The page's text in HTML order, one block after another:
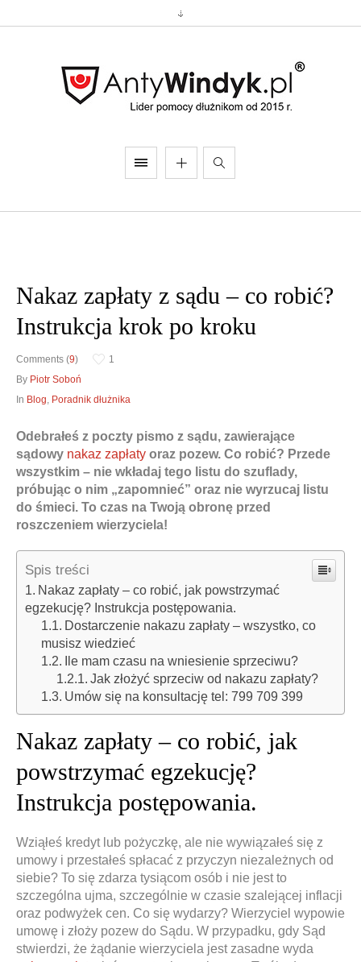
Obrona w sądzie
Reprezentacja procesowa
Nakaz zapłaty z sądu – co robić?
Instrukcja krok po kroku
Comments (9)
1
By Piotr Soboń
In Blog, Poradnik dłużnika
Odebrałeś z poczty pismo z sądu, zawierające
sądowy nakaz zapłaty oraz pozew. Co robić? Przede
wszystkim – nie wkładaj tego listu do szuflady,
pró bując o nim „zapomnieć” oraz nie wyrzucaj listu
do śmieci. To czas na Twoją obronę przed
roszczeniem wierzyciela!
Spis treści
Nakaz zapłaty – co robić, jak powstrzymać
egzekucję? Instrukcja postępowania.
Dostarczenie nakazu zapłaty – wszystko, co
musisz wiedzieć
Ile mam czasu na wniesienie sprzeciwu?
Jak złożyć sprzeciw od nakazu zapłaty?
Umów się na konsultację tel: 799 709 399
Nakaz zapłaty – co robić, jak
powstrzymać egzekucję?
Instrukcja postępowania.
Wziąłeś kredyt lub pożyczkę, ale nie wywiązałeś się z
umowy i przestałeś spłacać z przyczyn niezależnych od
siebie? To się zdarza tysiącom osób i nie jest to
szczególna ujma, szczególnie w czasie szalejącej inflacji
oraz podwyżek cen. Co się wydarzy? Wierzyciel wypowie
umowę i złoży pozew do Sądu. W przypadku, gdy Sąd
stwierdzi, że żądanie wierzyciela jest zasadne wyda